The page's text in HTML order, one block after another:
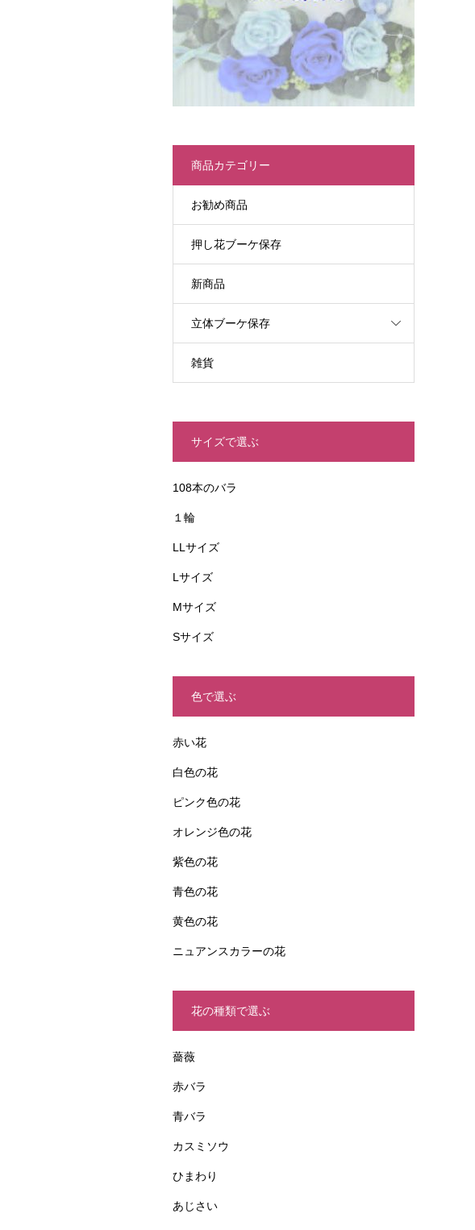
商品カテゴリー
お勧め商品
押し花ブーケ保存
新商品
立体ブーケ保存
雑貨
サイズで選ぶ
108本のバラ
１輪
LLサイズ
Lサイズ
Mサイズ
Sサイズ
色で選ぶ
赤い花
白色の花
ピンク色の花
オレンジ色の花
紫色の花
青色の花
黄色の花
ニュアンスカラーの花
花の種類で選ぶ
薔薇
赤バラ
青バラ
カスミソウ
ひまわり
あじさい